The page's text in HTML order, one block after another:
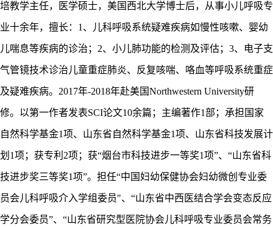
培教学主任，医学硕士，美国西北大学博士后，从事小儿呼吸专
业十余年，擅长：1、儿科呼吸系统疑难疾病如慢性咳嗽、婴幼
儿喘息等疾病的诊治；2、小儿肺功能的检测及评估；3、电子支
气管镜技术诊治儿童重症肺炎、反复咳喘、咯血等呼吸系统重症
及疑难疾病。2017年-2018年赴美国Northwestern University研
修。以第一作者发表SCI论文10余篇；主编著作1部；承担国家
自然科学基金1项、山东省自然科学基金1项、山东省科技发展计
划1项；获专利2项；获“烟台市科技进步一等奖1项”、“山东省科
技进步奖三等奖1项”。担任“中国妇幼保健协会妇幼微创专业委
员会儿科呼吸介入学组委员"、“山东省中西医结合学会变态反应
学分会委员”、“山东省研究型医院协会儿科呼吸专业委员会常务